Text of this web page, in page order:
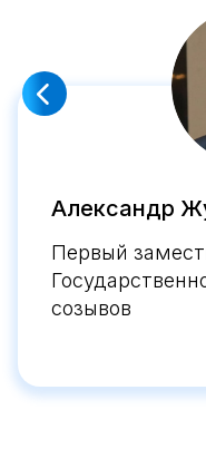
Александр
Первый
созывов